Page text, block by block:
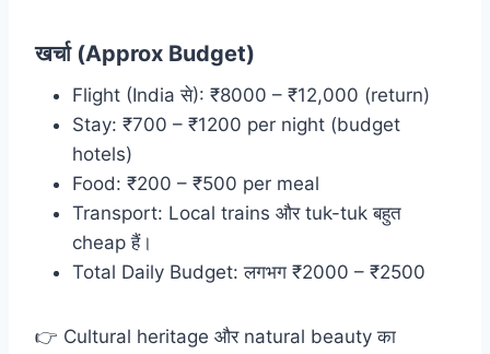
खर्चा (Approx Budget)
Flight (India से): ₹8000 – ₹12,000 (return)
Stay: ₹700 – ₹1200 per night (budget
hotels)
Food: ₹200 – ₹500 per meal
Transport: Local trains और tuk-tuk बहुत
cheap हैं।
Total Daily Budget: लगभग ₹2000 – ₹2500
👉 Cultural heritage और natural beauty का